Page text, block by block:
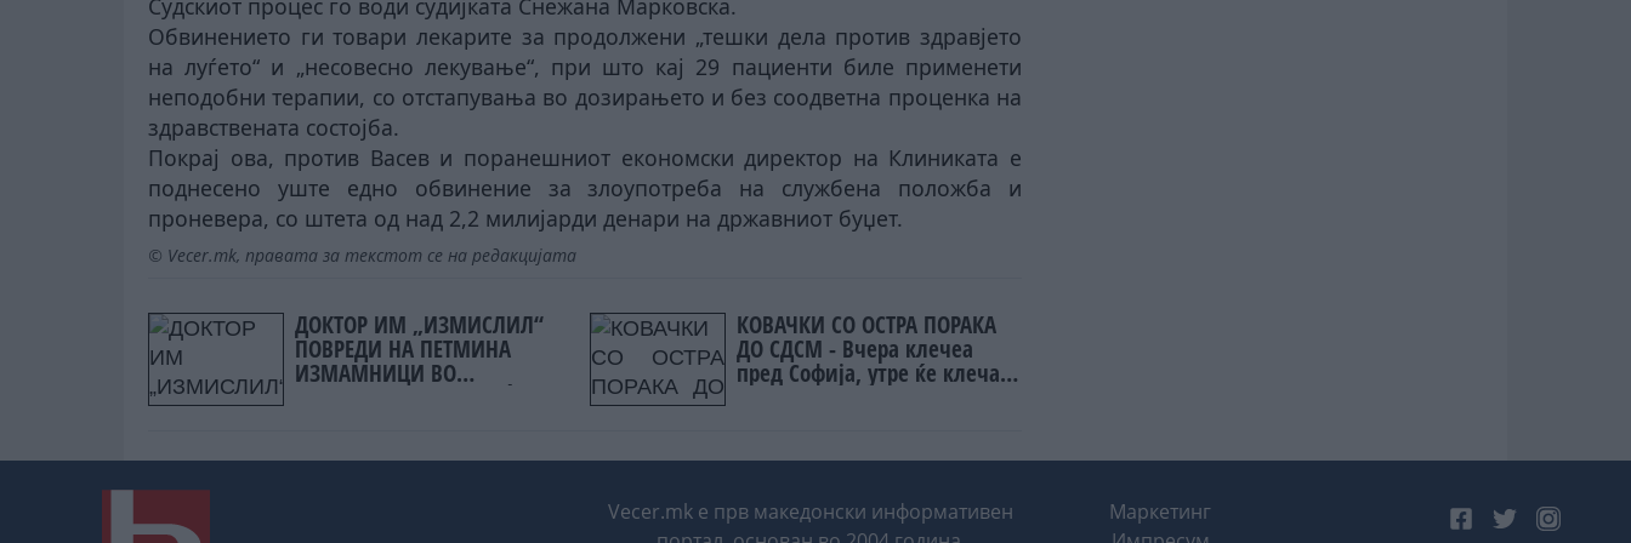
Обвинението ги товари лекарите за продолжени „тешки дела против здравјето
на луѓето“ и „несовесно лекување“, при што кај 29 пациенти биле применети
неподобни терапии, со отстапувања во дозирањето и без соодветна проценка на
здравствената состојба.
Покрај ова, против Васев и поранешниот економски директор на Клиниката е
поднесено уште едно обвинение за злоупотреба на службена положба и
проневера, со штета од над 2,2 милијарди денари на државниот буџет.
© Vecer.mk, правата за текстот се на редакцијата
ДОКТОР ИМ „ИЗМИСЛИЛ“
ПОВРЕДИ НА ПЕТМИНА
ИЗМАМНИЦИ ВО
НЕПОСТОЕЧКА СООБРАЌАЈКА
КОВАЧКИ СО ОСТРА ПОРАКА
ДО СДСМ - Вчера клечеа
пред Софија, утре ќе клечат
пред Белград, задутре пред
Vecer.mk е прв македонски информативен
Маркетинг